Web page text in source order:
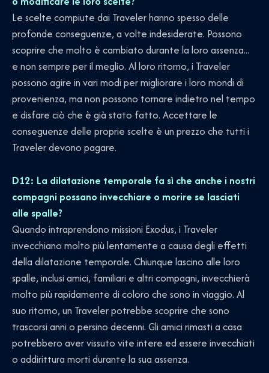
Le scelte compiute dai Traveler hanno spesso delle
profonde conseguenze, a volte indesiderate. Possono
scoprire che molto è cambiato durante la loro assenza...
e non sempre per il meglio. Al loro ritorno, i Traveler
possono agire in vari modi per migliorare i loro mondi di
provenienza, ma non possono tornare indietro nel tempo
e disfare ciò che è già stato fatto. Accettare le
conseguenze delle proprie scelte è un prezzo che tutti i
Traveler devono pagare.
D12: La dilatazione temporale fa sì che anche i nostri
compagni possano invecchiare o morire se lasciati
alle spalle?
Quando intraprendono missioni Exodus, i Traveler
invecchiano molto più lentamente a causa degli effetti
della dilatazione temporale. Chiunque lascino alle loro
spalle, inclusi amici, familiari e altri compagni, invecchierà
molto più rapidamente di coloro che sono in viaggio. Al
suo ritorno, un Traveler potrebbe scoprire che sono
trascorsi anni o persino decenni. Gli amici rimasti a casa
potrebbero aver vissuto vite intere ed essere invecchiati
o addirittura morti durante la sua assenza.